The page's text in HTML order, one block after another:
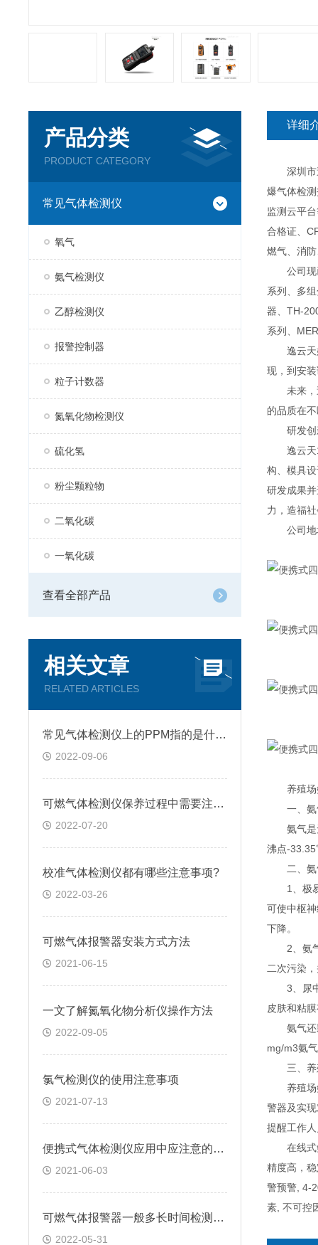
产品分类
PRODUCT CATEGORY
常见气体检测仪
氧气
氨气检测仪
乙醇检测仪
报警控制器
粒子计数器
氮氧化物检测仪
硫化氢
粉尘颗粒物
二氧化碳
一氧化碳
查看全部产品
相关文章
RELATED ARTICLES
常见气体检测仪上的PPM指的是什么?
2022-09-06
可燃气体检测仪保养过程中需要注意的几点问题
2022-07-20
校准气体检测仪都有哪些注意事项?
2022-03-26
可燃气体报警器安装方式方法
2021-06-15
一文了解氮氧化物分析仪操作方法
2022-09-05
氯气检测仪的使用注意事项
2021-07-13
便携式气体检测仪应用中应注意的要点解析
2021-06-03
可燃气体报警器一般多长时间检测一次的
2022-05-31
详细
深圳市逸
爆气体检
监测云平
合格证、
燃气、消
公司现已
系列、多
器、TH-
系列、
逸云天始
现，到安
未来，逸
的品质在
研发创
逸云天13
构、模具
研发成果
力，造福
公司地址
养殖场
一、氨
氨气是无
沸点-
二、氨
1、极易
可使中枢
下降。
2、氨气
二次污染
3、尿中
皮肤和粘
氨气还影
mg/m3氨
三、养
养殖场氨
警器及实
提醒工作
在线式氨
精度高，
警预警, 4-
素, 不可控